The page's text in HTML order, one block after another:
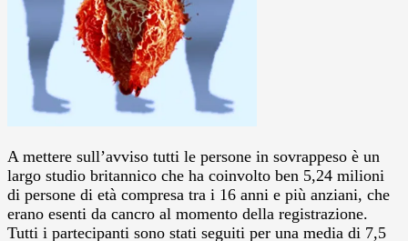
A mettere sull’avviso tutti le persone in sovrappeso è un
largo studio britannico che ha coinvolto ben 5,24 milioni
di persone di età compresa tra i 16 anni e più anziani, che
erano esenti da cancro al momento della registrazione.
Tutti i partecipanti sono stati seguiti per una media di 7,5